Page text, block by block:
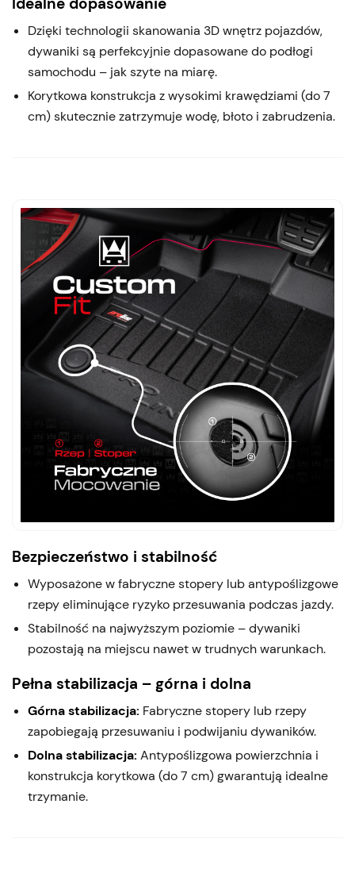
Dzięki technologii skanowania 3D wnętrz pojazdów,
dywaniki są perfekcyjnie dopasowane do podłogi
samochodu – jak szyte na miarę.
Korytkowa konstrukcja z wysokimi krawędziami (do 7
cm) skutecznie zatrzymuje wodę, błoto i zabrudzenia.
Bezpieczeństwo i stabilność
Wyposażone w fabryczne stopery lub antypoślizgowe
rzepy eliminujące ryzyko przesuwania podczas jazdy.
Stabilność na najwyższym poziomie – dywaniki
pozostają na miejscu nawet w trudnych warunkach.
Pełna stabilizacja – górna i dolna
Górna stabilizacja: Fabryczne stopery lub rzepy
zapobiegają przesuwaniu i podwijaniu dywaników.
Dolna stabilizacja: Antypoślizgowa powierzchnia i
konstrukcja korytkowa (do 7 cm) gwarantują idealne
trzymanie.